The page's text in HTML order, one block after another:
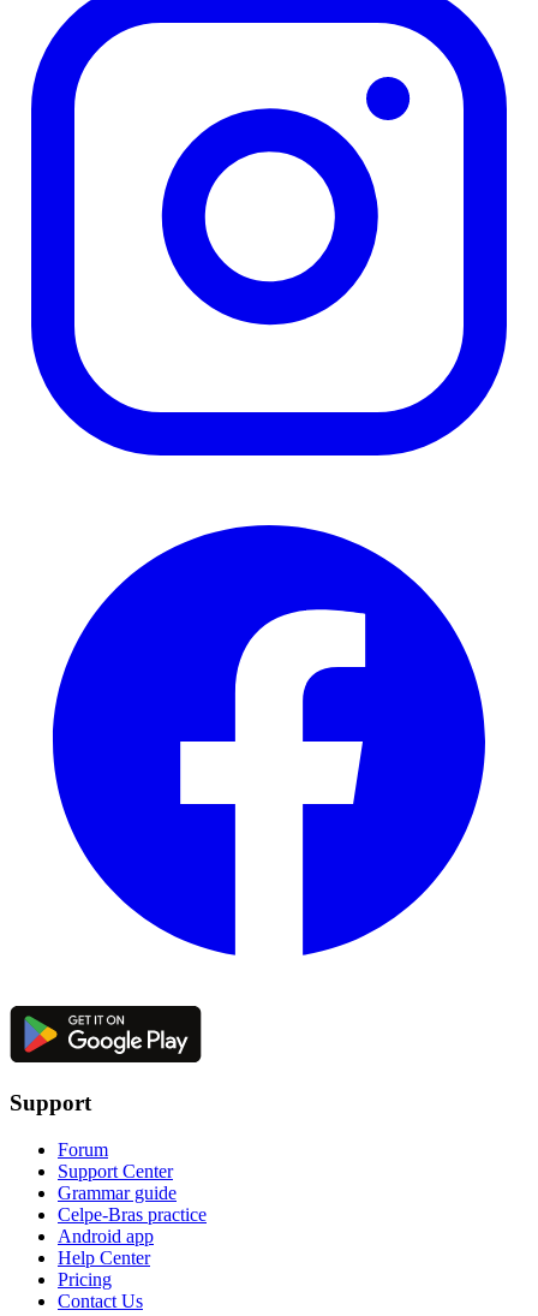
Support
Forum
Support Center
Grammar guide
Celpe-Bras practice
Android app
Help Center
Pricing
Contact Us